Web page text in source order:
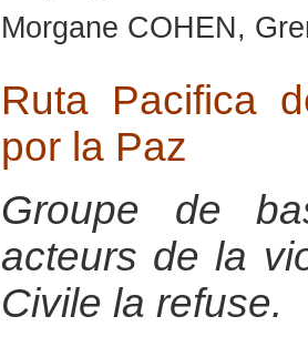
Morgane COHEN,
Ruta Pacifica
por la Paz
Groupe de
acteurs de la
Civile la refuse.